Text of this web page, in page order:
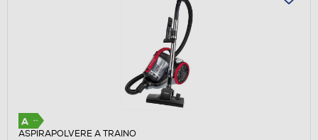
ASPIRAPOLVERE A TRAINO